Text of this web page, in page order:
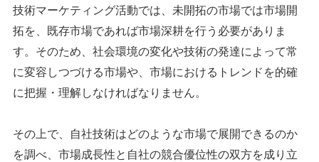
技術マーケティング活動では、未開拓の市場では市場開
拓を、既存市場であれば市場深耕を行う必要がありま
す。そのため、社会環境の変化や技術の発達によって常
に変容しつづける市場や、市場におけるトレンドを的確
に把握・理解しなければなりません。
その上で、自社技術はどのような市場で展開できるのか
を調べ、市場成長性と自社の競合優位性の双方を成り立